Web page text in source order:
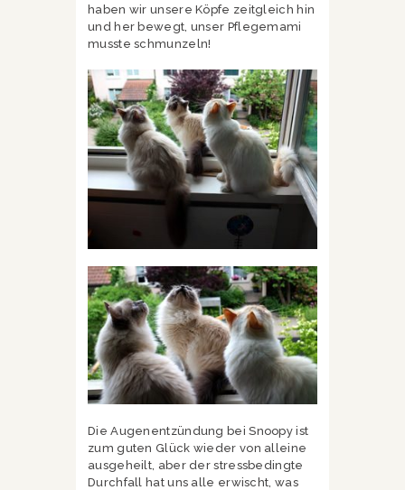
haben wir unsere Köpfe zeitgleich hin
und her bewegt, unser Pflegemami
musste schmunzeln!
Die Augenentzündung bei Snoopy ist
zum guten Glück wieder von alleine
ausgeheilt, aber der stressbedingte
Durchfall hat uns alle erwischt, was